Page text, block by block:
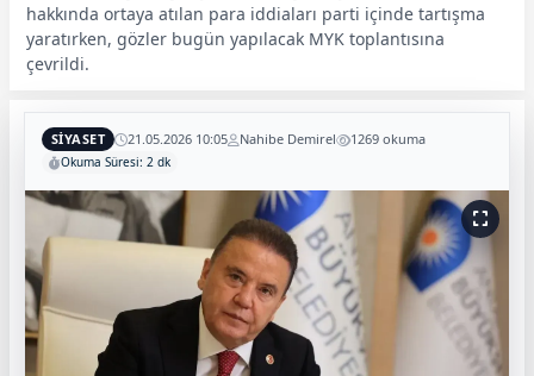
hakkında ortaya atılan para iddiaları parti içinde tartışma
yaratırken, gözler bugün yapılacak MYK toplantısına
çevrildi.
SİYASET 21.05.2026 10:05 Nahibe Demirel 1269 okuma
Okuma Süresi: 2 dk